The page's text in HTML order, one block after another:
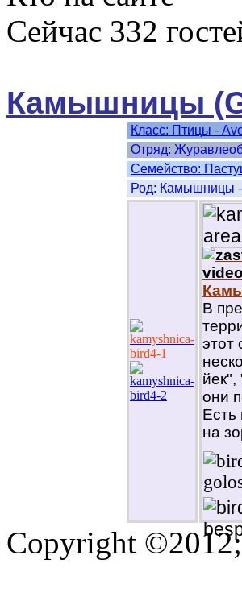
Сейчас 332
Камышницы
Отряд:
Род: Камышницы
В
этот
йек",
они
Есть
на
Copyright